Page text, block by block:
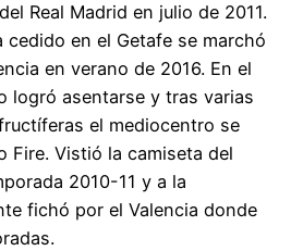
Real Madrid en julio de 2011.
cedido en el Getafe se marchó
en verano de 2016. En el
logró asentarse y tras varias
el mediocentro se
Fire. Vistió la camiseta del
2010-11 y a la
fichó por el Valencia donde